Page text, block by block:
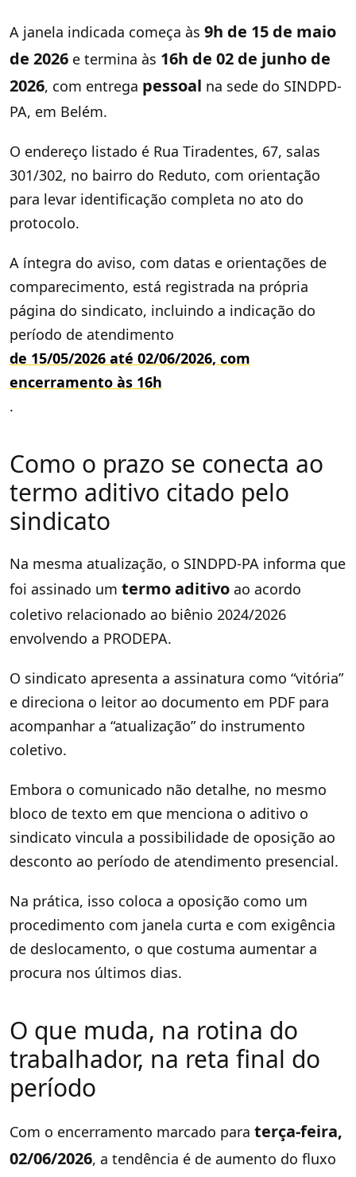
A janela indicada começa às 9h de 15 de maio
de 2026 e termina às 16h de 02 de junho de
2026, com entrega pessoal na sede do SINDPD-
PA, em Belém.
O endereço listado é Rua Tiradentes, 67, salas
301/302, no bairro do Reduto, com orientação
para levar identificação completa no ato do
protocolo.
A íntegra do aviso, com datas e orientações de
comparecimento, está registrada na própria
página do sindicato, incluindo a indicação do
período de atendimento
de 15/05/2026 até 02/06/2026, com
encerramento às 16h
.
Como o prazo se conecta ao
termo aditivo citado pelo
sindicato
Na mesma atualização, o SINDPD-PA informa que
foi assinado um termo aditivo ao acordo
coletivo relacionado ao biênio 2024/2026
envolvendo a PRODEPA.
O sindicato apresenta a assinatura como “vitória”
e direciona o leitor ao documento em PDF para
acompanhar a “atualização” do instrumento
coletivo.
Embora o comunicado não detalhe, no mesmo
bloco de texto em que menciona o aditivo o
sindicato vincula a possibilidade de oposição ao
desconto ao período de atendimento presencial.
Na prática, isso coloca a oposição como um
procedimento com janela curta e com exigência
de deslocamento, o que costuma aumentar a
procura nos últimos dias.
O que muda, na rotina do
trabalhador, na reta final do
período
Com o encerramento marcado para terça-feira,
02/06/2026, a tendência é de aumento do fluxo